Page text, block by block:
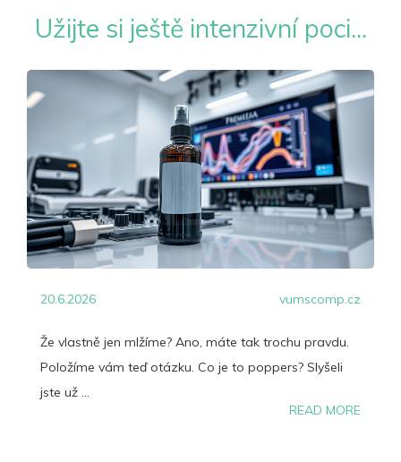
Užijte si ještě intenzivní poci...
20.6.2026 vumscomp.cz
Že vlastně jen mlžíme? Ano, máte tak trochu pravdu.
Položíme vám teď otázku. Co je to poppers? Slyšeli
jste už ...
READ MORE